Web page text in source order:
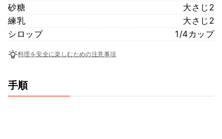
砂糖
大さじ2
練乳
大さじ2
シロップ
1/4カップ
料理を安全に楽しむための注意事項
手順